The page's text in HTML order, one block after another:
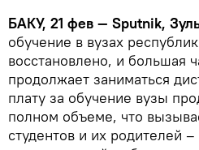
БАКУ, 21 фев — Sputnik,
обучение в вузах
восстановлено, и большая
продолжает заниматься
плату за обучение вузы
полном объеме, что
студентов и их родителей